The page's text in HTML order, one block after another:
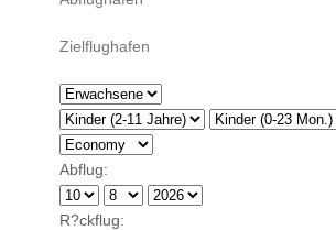
Abflug:
R?ckflug: